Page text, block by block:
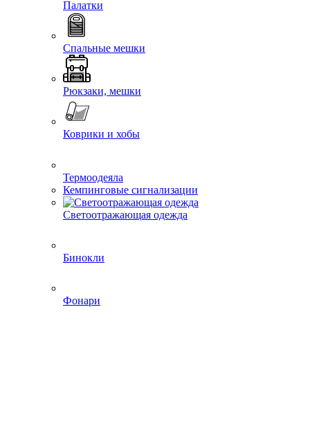
Палатки
Спальные мешки
Рюкзаки, мешки
Коврики и хобы
Термоодеяла
Кемпинговые сигнализации
Светоотражающая одежда
Бинокли
Фонари